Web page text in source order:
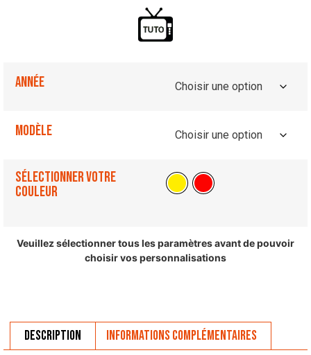
Année
Modèle
Sélectionner votre
couleur
Veuillez sélectionner tous les paramètres avant de pouvoir
choisir vos personnalisations
Description Informations complémentaires